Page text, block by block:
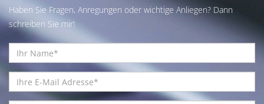
Haben Sie Fragen, Anregungen oder wichtige Anliegen? Dann
schreiben Sie mir!